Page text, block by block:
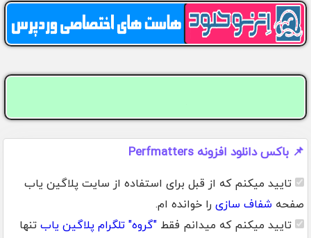
📌 باکس دانلود افزونه Perfmatters
تایید میکنم که از قبل برای استفاده از سایت پلاگین یاب
صفحه شفاف سازی را خوانده ام.
تایید میکنم که میدانم فقط "گروه" تلگرام پلاگین یاب تنها